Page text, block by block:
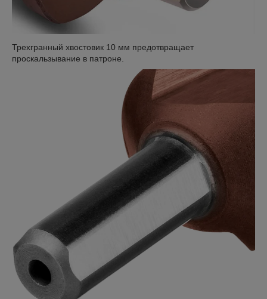
Трехгранный хвостовик 10 мм предотвращает
проскальзывание в патроне.